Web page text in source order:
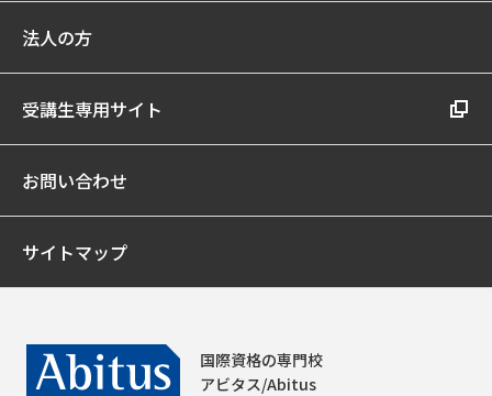
法人の方
受講生専用サイト
お問い合わせ
サイトマップ
国際資格の専門校
アビタス/Abitus